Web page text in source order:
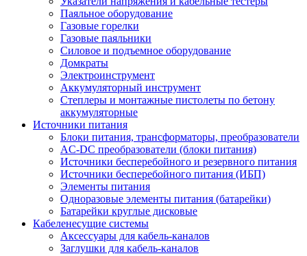
Паяльное оборудование
Газовые горелки
Газовые паяльники
Силовое и подъемное оборудование
Домкраты
Электроинструмент
Аккумуляторный инструмент
Степлеры и монтажные пистолеты по бетону
аккумуляторные
Источники питания
Блоки питания, трансформаторы, преобразователи
AC-DC преобразователи (блоки питания)
Источники бесперебойного и резервного питания
Источники бесперебойного питания (ИБП)
Элементы питания
Одноразовые элементы питания (батарейки)
Батарейки круглые дисковые
Кабеленесущие системы
Аксессуары для кабель-каналов
Заглушки для кабель-каналов